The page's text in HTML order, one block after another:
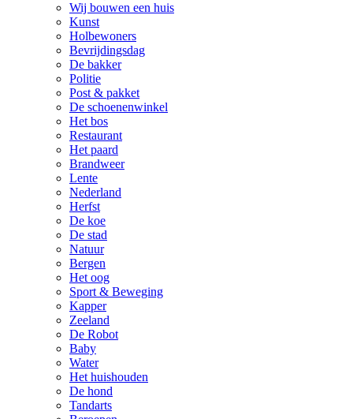
Wij bouwen een huis
Kunst
Holbewoners
Bevrijdingsdag
De bakker
Politie
Post & pakket
De schoenenwinkel
Het bos
Restaurant
Het paard
Brandweer
Lente
Nederland
Herfst
De koe
De stad
Natuur
Bergen
Het oog
Sport & Beweging
Kapper
Zeeland
De Robot
Baby
Water
Het huishouden
De hond
Tandarts